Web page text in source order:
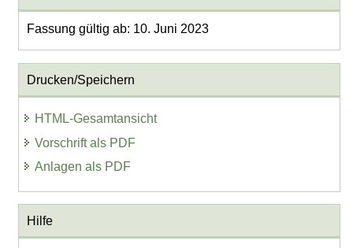
Fassung gültig ab: 10. Juni 2023
Drucken/Speichern
HTML-Gesamtansicht
Vorschrift als PDF
Anlagen als PDF
Hilfe